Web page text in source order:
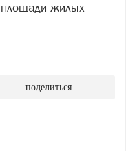
жилых
поделиться